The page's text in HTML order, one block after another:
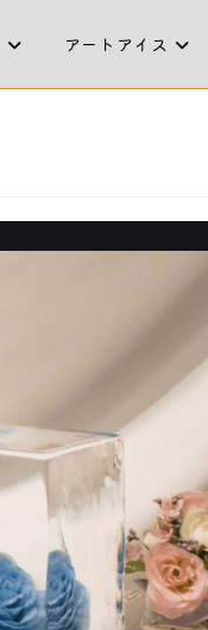
アートアイス